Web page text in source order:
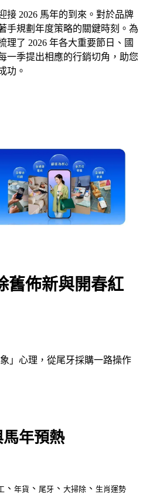
接 2026 馬年的到來。對於品牌
手規劃年度策略的關鍵時刻。為
理了 2026 年各大重要節日、國
一季提出相應的行銷切角，助您
功。
舊佈新與開春紅
」心理，從尾牙採購一路操作
年預熱
、 年貨 、 尾牙 、 大掃除 、 生肖運勢